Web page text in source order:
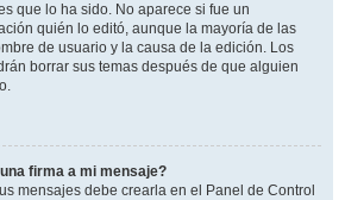
que lo ha sido. No aparece si fue un
quién lo editó, aunque la mayoría de las
de usuario y la causa de la edición. Los
borrar sus temas después de que alguien
firma a mi mensaje?
mensajes debe crearla en el Panel de Control